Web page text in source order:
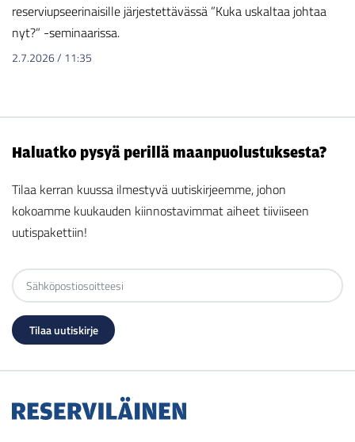
reserviupseerinaisille järjestettävässä ”Kuka uskaltaa johtaa
nyt?” -seminaarissa.
2.7.2026/ 11:35
Haluatko pysyä perillä maanpuolustuksesta?
Tilaa kerran kuussa ilmestyvä uutiskirjeemme, johon
kokoamme kuukauden kiinnostavimmat aiheet tiiviiseen
uutispakettiin!